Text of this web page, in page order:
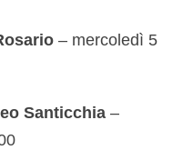
– mercoledì 5
Santicchia –